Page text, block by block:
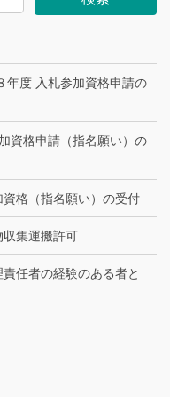
年度 入札参加資格申請の
資格申請（指名願い）の
格（指名願い）の受付
集運搬許可
任者の経験のある者と